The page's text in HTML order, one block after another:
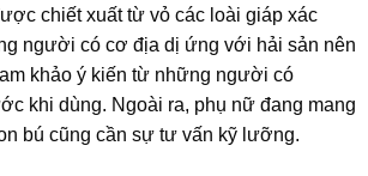
chiết xuất từ vỏ các loài giáp xác
người có cơ địa dị ứng với hải sản nên
khảo ý kiến từ những người có
khi dùng. Ngoài ra, phụ nữ đang mang
bú cũng cần sự tư vấn kỹ lưỡng.